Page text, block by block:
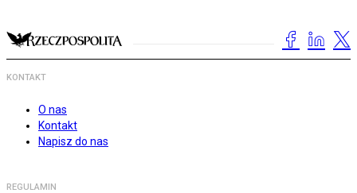
KONTAKT
O nas
Kontakt
Napisz do nas
REGULAMIN